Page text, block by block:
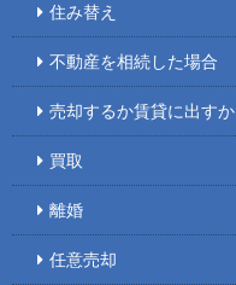
住み替え
不動産を相続した場合
売却するか賃貸に出すか
買取
離婚
任意売却